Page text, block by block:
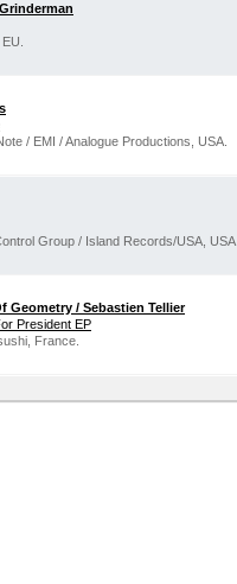
/ EMI / Analogue Productions, USA.
Group / Island Records/USA, USA.
Geometry / Sebastien Tellier
President EP
France.